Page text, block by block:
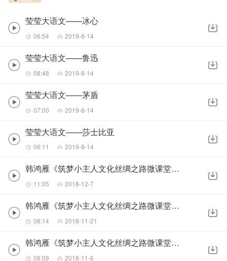
莹莹大语文——冰心
06:54 2019-8-14
莹莹大语文——鲁迅
08:48 2019-8-14
莹莹大语文——茅盾
07:00 2019-8-14
莹莹大语文——莎士比亚
06:11 2019-8-14
韩鸿雁《筑梦小主人文化丝绸之路微课堂—大雪》
11:05 2018-12-7
韩鸿雁《筑梦小主人文化丝绸之路微课堂—小雪》
08:14 2018-11-21
韩鸿雁《筑梦小主人文化丝绸之路微课堂—立冬》
08:09 2018-11-6